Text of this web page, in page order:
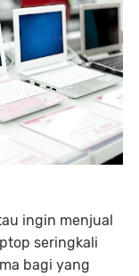
ingin menjual
seringkali
bagi yang